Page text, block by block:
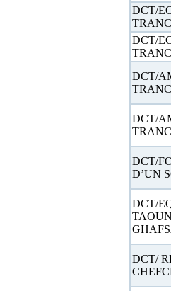
DCT/
DCT/
DCT/
DCT/
DCT/
D’UN
DCT/
DCT/